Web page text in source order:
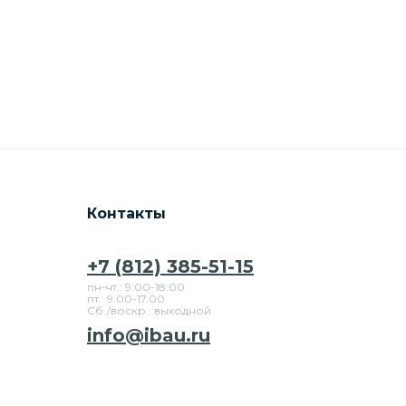
+7 (812) 385-51-15
пн-чт.: 9:00-18:00
пт.: 9.00-17.00
Сб./воскр.: выходной
Контакты
info@ibau.ru